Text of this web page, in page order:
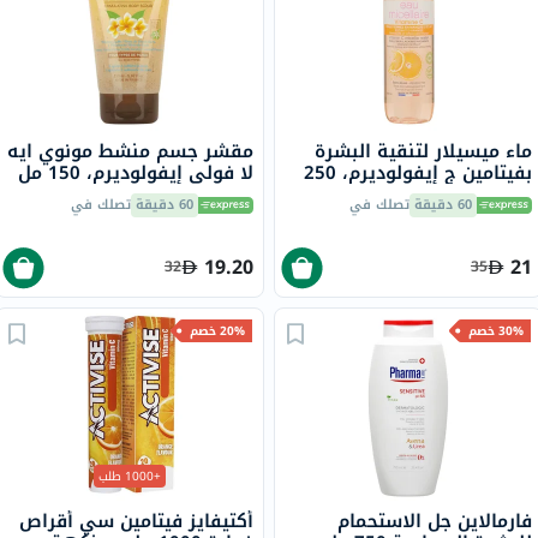
ماء ميسيلار لتنقية البشرة
بفيتامين ج إيفولوديرم، 250
مل 60 دقيقة تصلك في
21
35
مقشر جسم منشط مونوي ايه
لا فولي إيفولوديرم، 150 مل
60 دقيقة تصلك في
19.20
32
30% خصم
فارمالاين جل الاستحمام
20% خصم
+1000 طلب
أكتيفايز فيتامين سي أقراص